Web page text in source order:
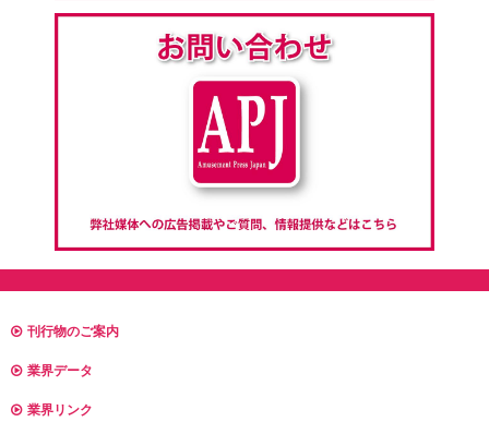
刊行物のご案内
業界データ
業界リンク